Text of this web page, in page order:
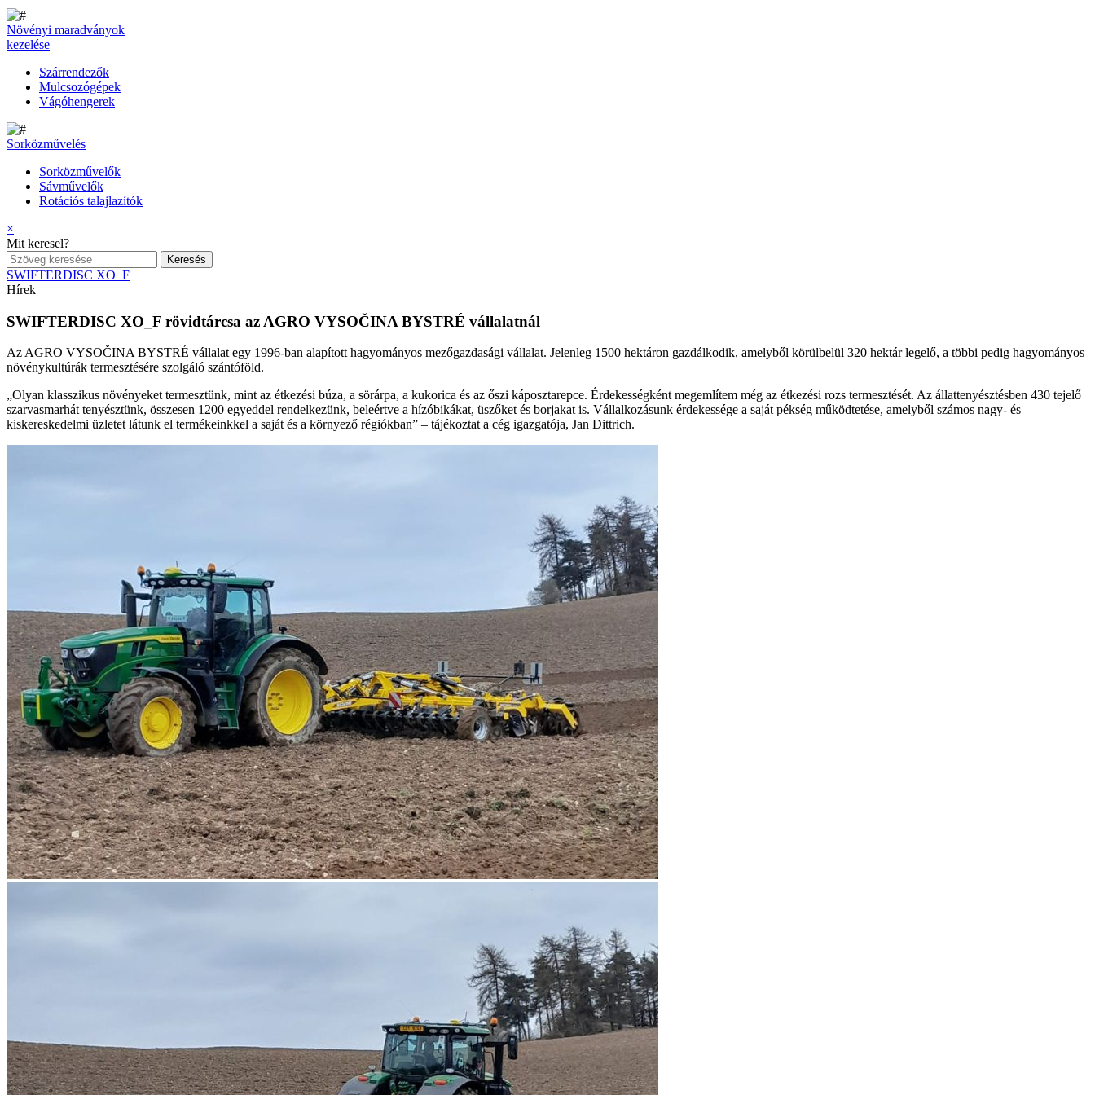
Növényi maradványok
kezelése
Szárrendezők
Mulcsozógépek
Vágóhengerek
Sorközművelés
Sorközművelők
Sávművelők
Rotációs talajlazítók
×
Mit keresel?
SWIFTERDISC XO_F
Hírek
SWIFTERDISC XO_F rövidtárcsa az AGRO VYSOČINA BYSTRÉ vállalatnál
Az AGRO VYSOČINA BYSTRÉ vállalat egy 1996-ban alapított hagyományos mezőgazdasági vállalat. Jelenleg 1500 hektáron gazdálkodik, amelyből körülbelül 320 hektár legelő, a többi pedig hagyományos
növénykultúrák termesztésére szolgáló szántóföld.
„Olyan klasszikus növényeket termesztünk, mint az étkezési búza, a sörárpa, a kukorica és az őszi káposztarepce. Érdekességként megemlítem még az étkezési rozs termesztését. Az állattenyésztésben 430 tejelő
szarvasmarhát tenyésztünk, összesen 1200 egyeddel rendelkezünk, beleértve a hízóbikákat, üszőket és borjakat is. Vállalkozásunk érdekessége a saját pékség működtetése, amelyből számos nagy- és
kiskereskedelmi üzletet látunk el termékeinkkel a saját és a környező régiókban” – tájékoztat a cég igazgatója, Jan Dittrich.